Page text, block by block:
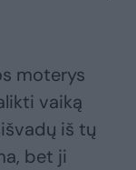
moterys
vaiką
iš tų
bet ji